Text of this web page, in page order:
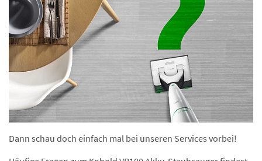
Dann schau doch einfach mal bei unseren Services vorbei!